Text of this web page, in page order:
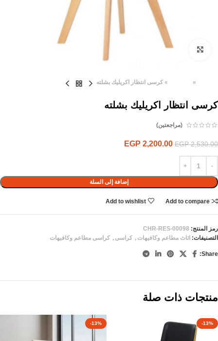
Click to enlarge
»
» كرسى انتظار اكريليك بشلته
كرسى انتظار اكريليك بشلته
(مراجعتين)
EGP2,530.00
EGP 2,200.00
إضافة إلى السلة
Add to compare
Add to wishlist
رمز المنتج: CHR-RES-00098
التصنيفات: اثاث مطاعم وكافيهات , كراسى , كراسى مطاعم وكافيهات
Share:
منتجات ذات صلة
-13%
-13%